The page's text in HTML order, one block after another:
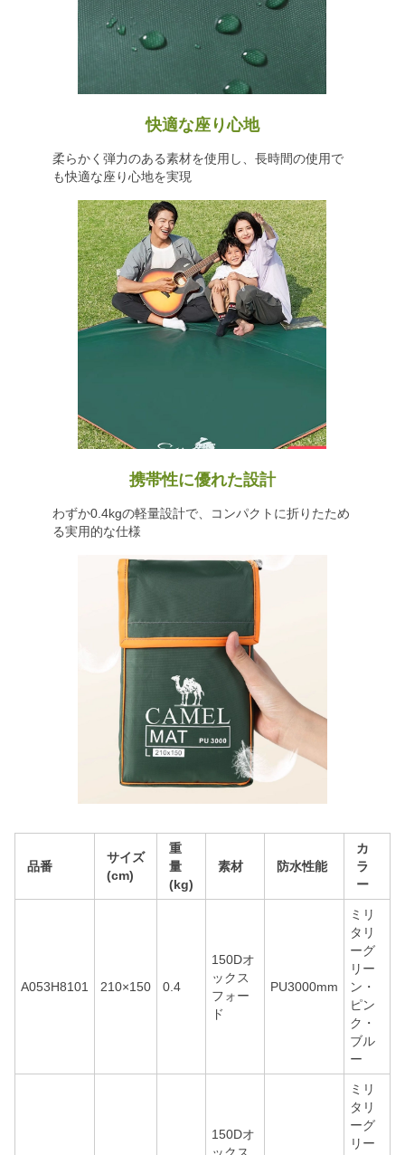
快適な座り心地
柔らかく弾力のある素材を使用し、長時間の使用で
も快適な座り心地を実現
携帯性に優れた設計
わずか0.4kgの軽量設計で、コンパクトに折りたため
る実用的な仕様
品番
サイズ
(cm)
重
量
(kg)
素材 防水性能
カ
ラ
ー
A053H8101 210×150 0.4
150Dオ
ックス
フォー
ド
PU3000mm
ミリ
タリ
ーグ
リー
ン・
ピン
ク・
ブル
ー
150Dオ
ミリ
タリ
ーグ
リー